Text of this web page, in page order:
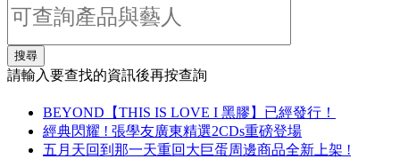
搜尋
請輸入要查找的資訊後再按查詢
BEYOND【THIS IS LOVE I 黑膠】已經發行！
經典閃耀 ! 張學友廣東精選2CDs重磅登場
五月天回到那一天重回大巨蛋周邊商品全新上架 !